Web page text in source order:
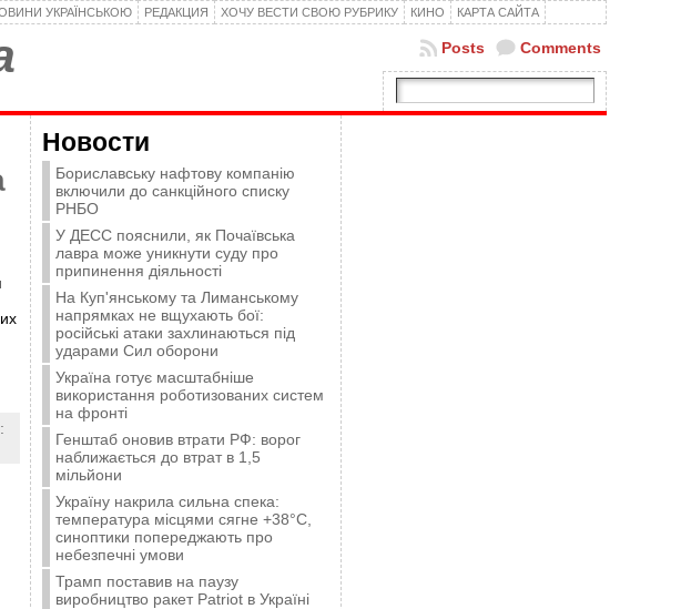
УКРАЇНСЬКОЮ РЕДАКЦИЯ ХОЧУ ВЕСТИ СВОЮ РУБРИКУ КИНО КАРТА САЙТА
Comments
Posts
Новости
Бориславську нафтову компанію
включили до санкційного списку
РНБО
У ДЕСС пояснили, як Почаївська
лавра може уникнути суду про
припинення діяльності
На Куп'янському та Лиманському
напрямках не вщухають бої:
російські атаки захлинаються під
ударами Сил оборони
Україна готує масштабніше
використання роботизованих систем
на фронті
Генштаб оновив втрати РФ: ворог
наближається до втрат в 1,5
мільйони
Україну накрила сильна спека:
температура місцями сягне +38°C,
синоптики попереджають про
небезпечні умови
Трамп поставив на паузу
виробництво ракет Patriot в Україні